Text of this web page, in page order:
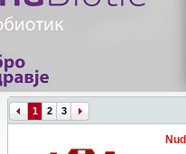
1 2 3